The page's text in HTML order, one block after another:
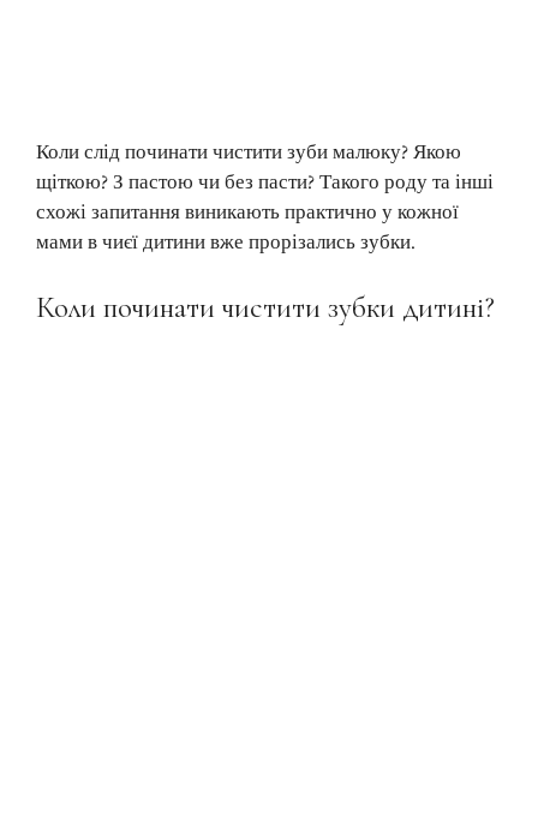
Коли слід починати чистити зуби малюку? Якою
щіткою? З пастою чи без пасти? Такого роду та інші
схожі запитання виникають практично у кожної
мами в чиєї дитини вже прорізались зубки.
Коли починати чистити зубки дитині?